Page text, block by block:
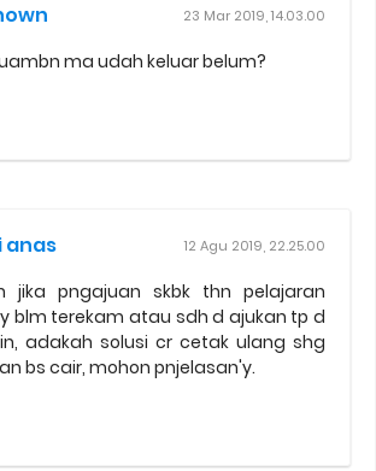
23 Mar 2019, 14.03.00
ma udah keluar belum?
anas 12 Agu 2019, 22.25.00
jika pngajuan skbk thn pelajaran
blm terekam atau sdh d ajukan tp d
adakah solusi cr cetak ulang shg
bs cair, mohon pnjelasan'y.